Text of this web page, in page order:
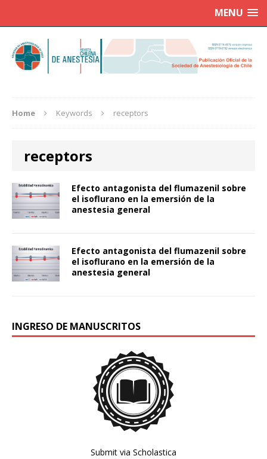
MENU
Home Keywords receptors
receptors
Efecto antagonista del flumazenil sobre
el isoflurano en la emersión de la
anestesia general
Efecto antagonista del flumazenil sobre
el isoflurano en la emersión de la
anestesia general
INGRESO DE MANUSCRITOS
Submit via Scholastica